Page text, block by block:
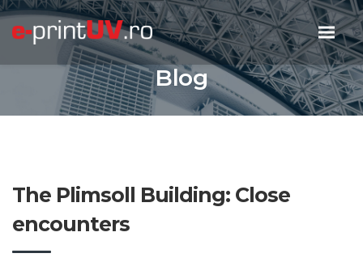
Blog
The Plimsoll Building: Close
encounters